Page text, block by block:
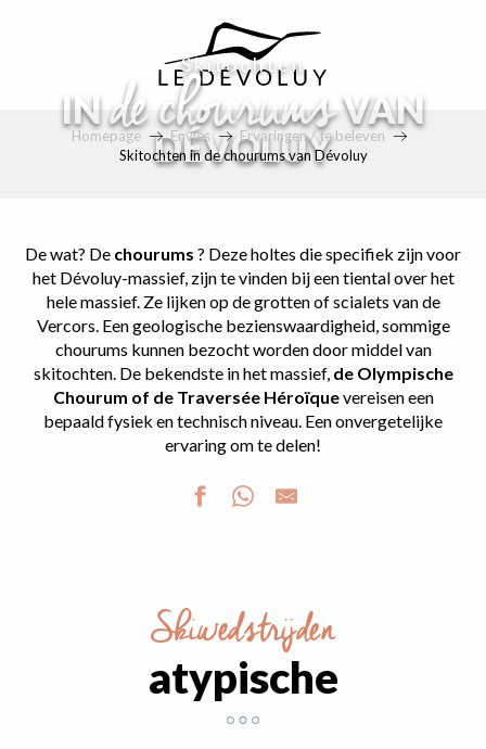
Skitochten
INde chourumsVAN
DÉVOLUY
Homepage Envies
Ervaringen / te beleven
Skitochten in de chourums van Dévoluy
De wat? De chourums ? Deze holtes die specifiek zijn voor
het Dévoluy-massief, zijn te vinden bij een tiental over het
hele massief. Ze lijken op de grotten of scialets van de
Vercors. Een geologische bezienswaardigheid, sommige
chourums kunnen bezocht worden door middel van
skitochten. De bekendste in het massief, de Olympische
Chourum of de Traversée Héroïquevereisen een
bepaald fysiek en technisch niveau. Een onvergetelijke
ervaring om te delen!
Skiwedstrijden
atypische